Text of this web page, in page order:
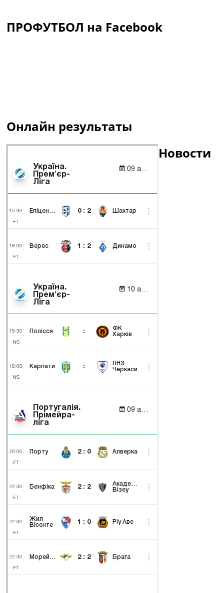
ПРОФУТБОЛ на Facebook
Онлайн результаты
Новости